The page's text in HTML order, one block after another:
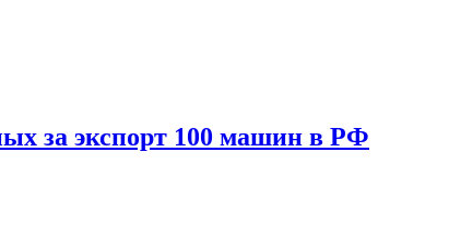
за экспорт 100 машин в РФ